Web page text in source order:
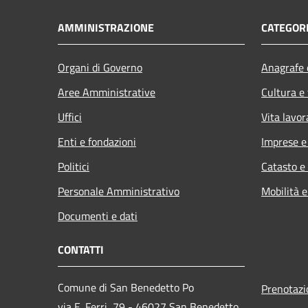
AMMINISTRAZIONE
Organi di Governo
Aree Amministrative
Uffici
Enti e fondazioni
Politici
Personale Amministrativo
Documenti e dati
Cultura
Vita
Imprese
Catasto
Mobilità
CONTATTI
Comune di San Benedetto Po